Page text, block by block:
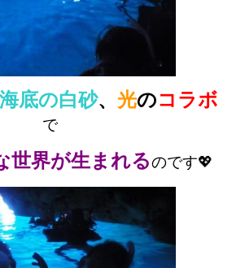
海底の白砂、 光のコラボ
で
世界が生まれるのです💖